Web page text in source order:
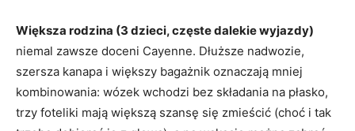
Większa rodzina (3 dzieci, częste dalekie wyjazdy)
niemal zawsze doceni Cayenne. Dłuższe nadwozie,
szersza kanapa i większy bagażnik oznaczają mniej
kombinowania: wózek wchodzi bez składania na płasko,
trzy foteliki mają większą szansę się zmieścić (choć i tak